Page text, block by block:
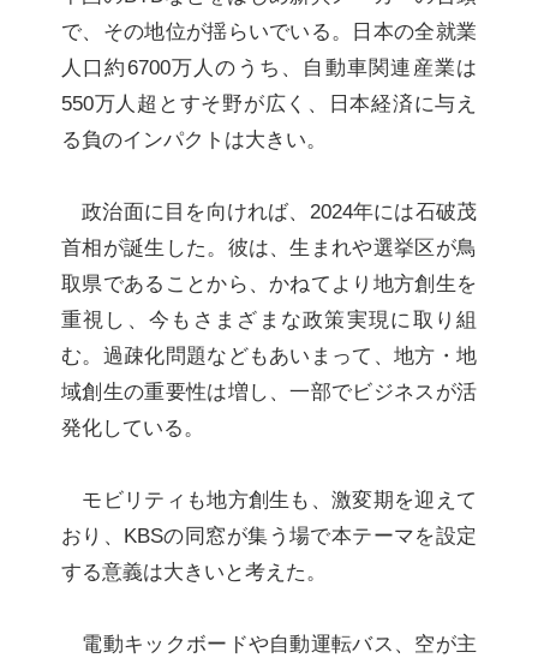
で、その地位が揺らいでいる。日本の全就業
人口約6700万人のうち、自動車関連産業は
550万人超とすそ野が広く、日本経済に与え
る負のインパクトは大きい。
政治面に目を向ければ、2024年には石破茂
首相が誕生した。彼は、生まれや選挙区が鳥
取県であることから、かねてより地方創生を
重視し、今もさまざまな政策実現に取り組
む。過疎化問題などもあいまって、地方・地
域創生の重要性は増し、一部でビジネスが活
発化している。
モビリティも地方創生も、激変期を迎えて
おり、KBSの同窓が集う場で本テーマを設定
する意義は大きいと考えた。
電動キックボードや自動運転バス、空が主